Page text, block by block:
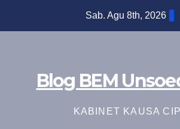
Sab. Agu 8th, 2026
Blog BEM
KABINET KAUSA